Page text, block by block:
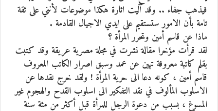
فيذهب جفاء .. وقد آليت اثارة هكذا موضوعات لأنني على ثقة
تامة بأن الامور ستستقيم على ايدي الاجيال القادمة .
ماذا عن قاسم أمين وتحرر المرأة ؟
لقد قرأت مؤخرا مقالة نشرت في مجلة مصرية عريقة وقد كتبت
بقلم كاتبة معروفة تهين عن عمد وسبق اصرار الكاتب المعروف
قاسم أمين ، كونه دعا الى حرية المرأة ! ولقد خرج نقدها عن
الاسلوب المألوف في نقد التفكير الى اسلوب القدح والهجوم غير
المسوغ ، بسبب من دعوة الرجل للمرأة قبل أكثر من مئة سنة